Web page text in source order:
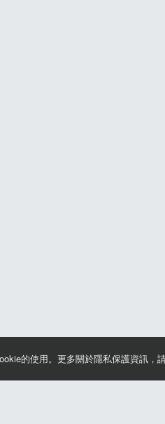
的使用。更多關於隱私保護資訊，